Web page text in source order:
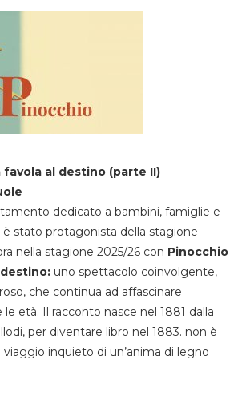
favola al destino (parte II)
dedicato a bambini, famiglie e
è stato protagonista della stagione
nella stagione 2025/26 con Pinocchio
uno spettacolo coinvolgente,
che continua ad affascinare
età. Il racconto nasce nel 1881 dalla
per diventare libro nel 1883. non è
viaggio inquieto di un’anima di legno